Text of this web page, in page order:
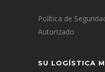
Política de
Autorizado
SU LOGÍSTICA